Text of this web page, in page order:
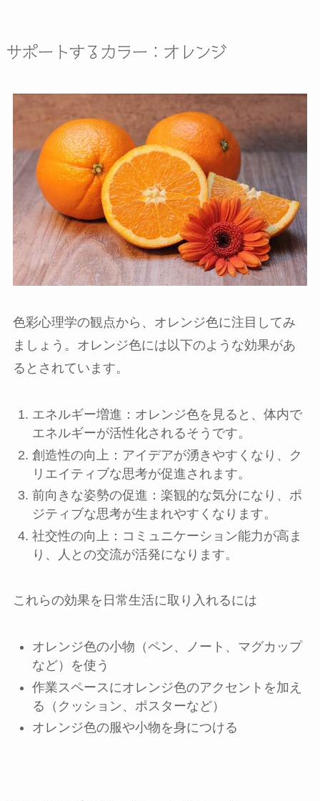
サポートするカラー：オレンジ
色彩心理学の観点から、オレンジ色に注目してみ
ましょう。オレンジ色には以下のような効果があ
るとされています。
エネルギー増進：オレンジ色を見ると、体内で
エネルギーが活性化されるそうです。
創造性の向上：アイデアが湧きやすくなり、ク
リエイティブな思考が促進されます。
前向きな姿勢の促進：楽観的な気分になり、ポ
ジティブな思考が生まれやすくなります。
社交性の向上：コミュニケーション能力が高ま
り、人との交流が活発になります。
これらの効果を日常生活に取り入れるには
オレンジ色の小物（ペン、ノート、マグカップ
など）を使う
作業スペースにオレンジ色のアクセントを加え
る（クッション、ポスターなど）
オレンジ色の服や小物を身につける